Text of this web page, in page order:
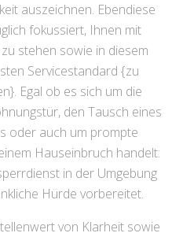
auszeichnen. Ebendiese
fokussiert, Ihnen mit
stehen sowie in diesem
Servicestandard {zu
Egal ob es sich um die
den Tausch eines
oder auch um prompte
Hauseinbruch handelt:
in der Umgebung
Hürde vorbereitet.
von Klarheit sowie